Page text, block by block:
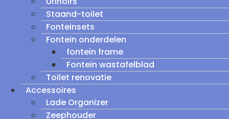
Staand-toilet
Fonteinsets
Fontein onderdelen
fontein frame
Fontein wastafelblad
Toilet renovatie
Accessoires
Lade Organizer
Zeephouder